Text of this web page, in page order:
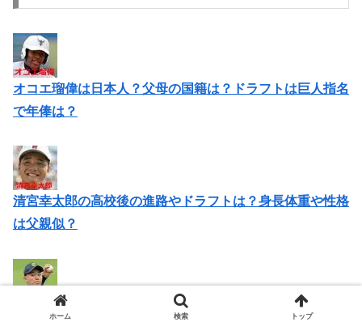
オコエ瑠偉は日本人？父母の国籍は？ドラフトは巨人指名
で年俸は？
清宮幸太郎の高校後の進路やドラフトは？身長体重や性格
は父親似？
小笠原慎之介の身長体重や出身中学は？ドラフトは巨人が
ホーム 検索 トップ